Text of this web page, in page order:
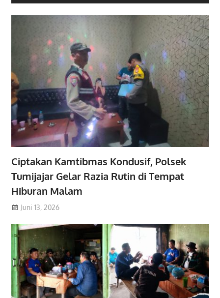
Ciptakan Kamtibmas Kondusif, Polsek
Tumijajar Gelar Razia Rutin di Tempat
Hiburan Malam
Juni 13, 2026